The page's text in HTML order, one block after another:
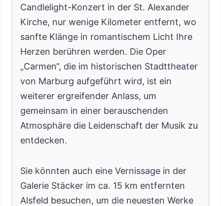
Candlelight-Konzert in der St. Alexander
Kirche, nur wenige Kilometer entfernt, wo
sanfte Klänge in romantischem Licht Ihre
Herzen berühren werden. Die Oper
„Carmen“, die im historischen Stadttheater
von Marburg aufgeführt wird, ist ein
weiterer ergreifender Anlass, um
gemeinsam in einer berauschenden
Atmosphäre die Leidenschaft der Musik zu
entdecken.
Sie könnten auch eine Vernissage in der
Galerie Stäcker im ca. 15 km entfernten
Alsfeld besuchen, um die neuesten Werke